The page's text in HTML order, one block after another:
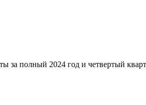
за полный 2024 год и четвертый